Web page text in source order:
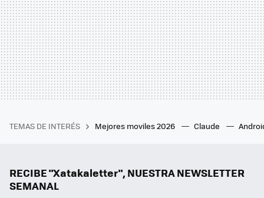
TEMAS DE INTERÉS Mejores moviles 2026 Claude
RECIBE "Xatakaletter", NUESTRA NEWSLETTER
SEMANAL